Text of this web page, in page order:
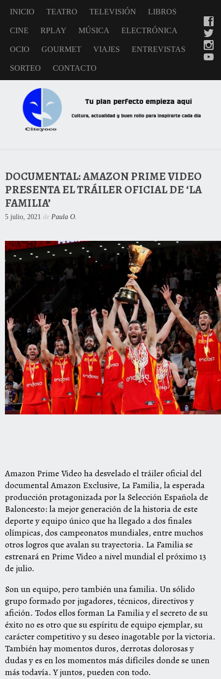
INICIO TEATRO TELEVISIÓN LIBROS
CINE RPLAY MÚSICA ELECTRÓNICA
OCIO GOURMET VIAJES ENTREVISTAS
SORTEO CONTACTO
DOCUMENTAL: AMAZON PRIME VIDEO
PRESENTA EL TRÁILER OFICIAL DE ‘LA
FAMILIA’
5 julio, 2021 de Paula O.
Amazon Prime Video ha desvelado el tráiler oficial del
documental Amazon Exclusive, La Familia, la esperada
producción protagonizada por la Selección Española de
Baloncesto: la mejor generación de la historia de este
deporte y equipo único que ha llegado a dos finales
olímpicas, dos campeonatos mundiales, entre muchos
otros logros que avalan su trayectoria. La Familia se
estrenará en Prime Video a nivel mundial el próximo 13
de julio.
Son un equipo, pero también una familia. Un sólido
grupo formado por jugadores, técnicos, directivos y
afición. Todos ellos forman La Familia y el secreto de su
éxito no es otro que su espíritu de equipo ejemplar, su
carácter competitivo y su deseo inagotable por la victoria.
También hay momentos duros, derrotas dolorosas y
dudas y es en los momentos más difíciles donde se unen
más todavía. Y juntos, pueden con todo.